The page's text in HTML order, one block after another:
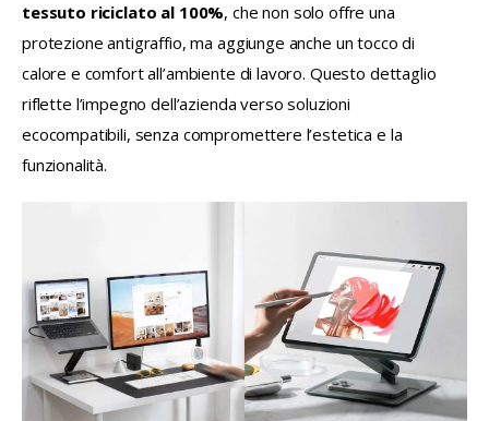
tessuto riciclato al 100%, che non solo offre una
protezione antigraffio, ma aggiunge anche un tocco di
calore e comfort all’ambiente di lavoro. Questo dettaglio
riflette l’impegno dell’azienda verso soluzioni
ecocompatibili, senza compromettere l’estetica e la
funzionalità.